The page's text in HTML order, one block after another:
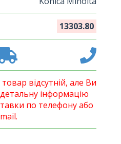
13303.80
відсутній, але Ви
інформацію
по телефону або